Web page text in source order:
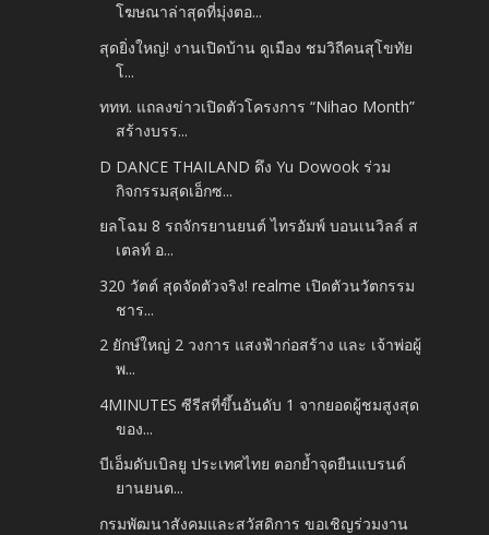
โฆษณาล่าสุดที่มุ่งตอ...
สุดยิ่งใหญ่! งานเปิดบ้าน ดูเมือง ชมวิถีคนสุโขทัย
โ...
ททท. แถลงข่าวเปิดตัวโครงการ “Nihao Month”
สร้างบรร...
D DANCE THAILAND ดึง Yu Dowook ร่วม
กิจกรรมสุดเอ็กซ...
ยลโฉม 8 รถจักรยานยนต์ ไทรอัมพ์ บอนเนวิลล์ ส
เตลท์ อ...
320 วัตต์ สุดจัดตัวจริง! realme เปิดตัวนวัตกรรม
ชาร...
2 ยักษ์ใหญ่ 2 วงการ แสงฟ้าก่อสร้าง และ เจ้าพ่อผู้
พ...
4MINUTES ซีรีสที่ขึ้นอันดับ 1 จากยอดผู้ชมสูงสุด
ของ...
บีเอ็มดับเบิลยู ประเทศไทย ตอกย้ำจุดยืนแบรนด์
ยานยนต...
กรมพัฒนาสังคมและสวัสดิการ ขอเชิญร่วมงาน